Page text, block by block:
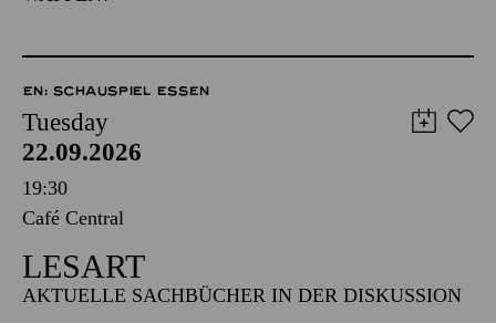
EN: SCHAUSPIEL ESSEN
Tuesday
22.09.2026
19:30
Café Central
LESART
AKTUELLE SACHBÜCHER IN DER DISKUSSION